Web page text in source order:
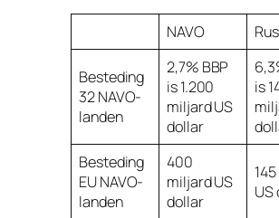
NAVO
Besteding
32 NAVO-
landen
2,7% BBP
is 1.200
miljard US
dollar
is
Besteding
EU NAVO-
landen
400
miljard US
dollar
US